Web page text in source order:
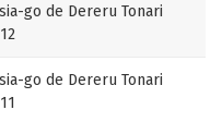
go de Dereru Tonari
go de Dereru Tonari